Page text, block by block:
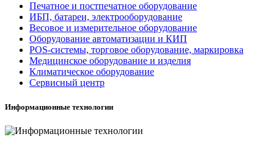
Печатное и постпечатное оборудование
ИБП, батареи, электрооборудование
Весовое и измерительное оборудование
Оборудование автоматизации и КИП
POS-системы, торговое оборудование, маркировка
Медицинское оборудование и изделия
Климатическое оборудование
Сервисный центр
Информационные технологии